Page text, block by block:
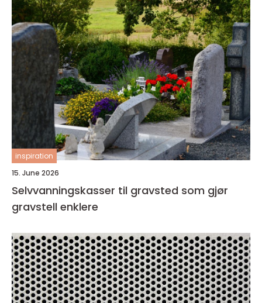
inspiration
15. June 2026
Selvvanningskasser til gravsted som gjør
gravstell enklere